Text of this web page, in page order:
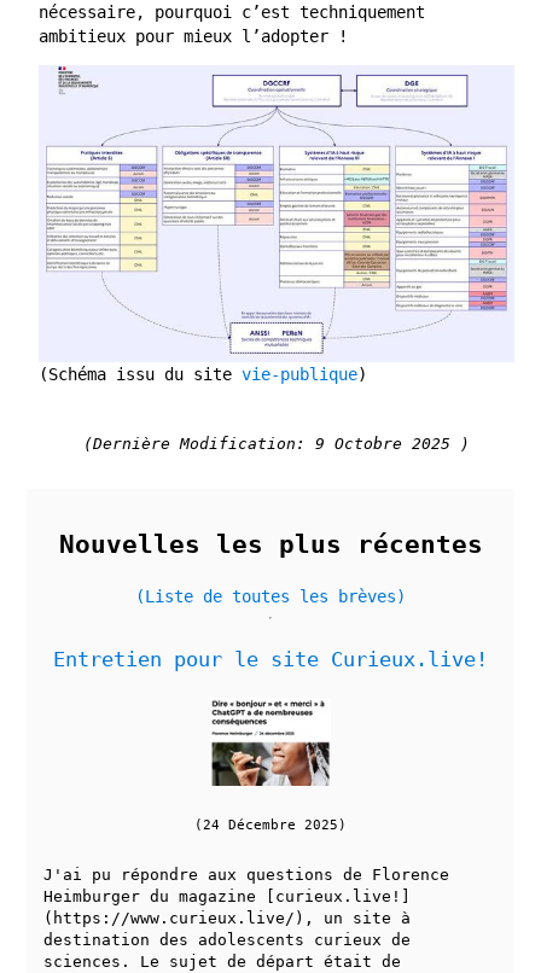
Nouvelles les plus récentes
(Liste de toutes les brèves)
Entretien pour le site Curieux.live!
(24 Décembre 2025)
J'ai pu répondre aux questions de Florence
Heimburger du magazine [curieux.live!]
(https://www.curieux.live/), un site à
destination des adolescents curieux de
sciences. Le sujet de départ était de
nécessaire, pourquoi c’est techniquement
ambitieux pour mieux l’adopter !
(Schéma issu du site vie-publique)
(Dernière Modification: 9 Octobre 2025 )